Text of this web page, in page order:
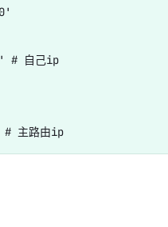
# 自己ip
        option gateway '192.168.1.1' # 主路由ip